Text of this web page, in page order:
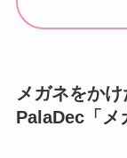
メガネをか
PalaDec「メ